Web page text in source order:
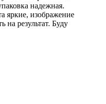
надежная.
яркие, изображение
на результат. Буду